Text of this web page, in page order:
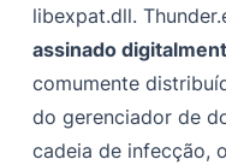
libexpat.dll.
assinado
comumente
do gerenciador de
cadeia de infecção,